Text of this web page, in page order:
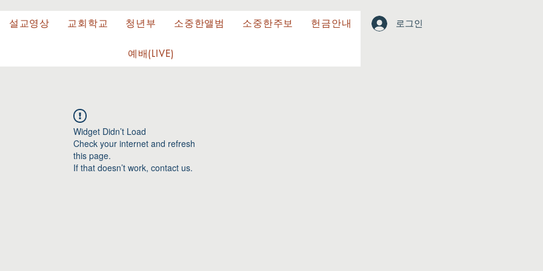
로그인
설교영상 교회학교 청년부 소중한앨범 소중한주보 헌금안내
예배(LIVE)
Widget Didn’t Load
Check your internet and refresh
this page.
If that doesn’t work, contact us.